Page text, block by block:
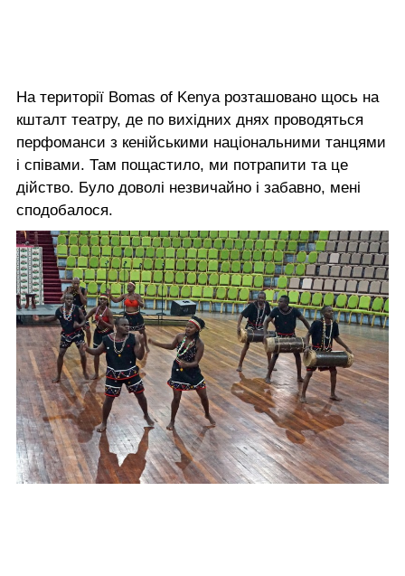
На території Bomas of Kenya розташовано щось на
кшталт театру, де по вихідних днях проводяться
перфоманси з кенійськими національними танцями
і співами. Там пощастило, ми потрапити та це
дійство. Було доволі незвичайно і забавно, мені
сподобалося.